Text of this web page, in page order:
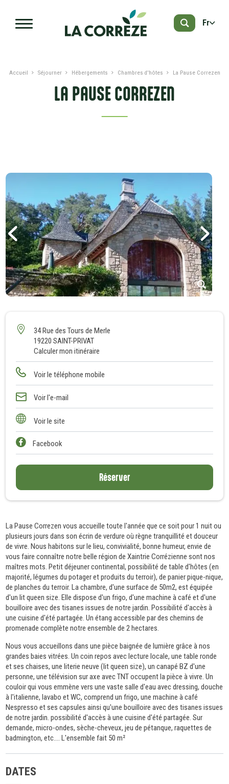
Fr
LA PAUSE CORREZEN
Accueil Séjourner Hébergements Chambres d'hôtes La Pause Correzen
7
9
34 Rue des Tours de Merle
19220 SAINT-PRIVAT
Calculer mon itinéraire
Voir le téléphone mobile
Voir l'e-mail
Voir le site
Facebook
Réserver
La Pause Correzen vous accueille toute l'année que ce soit pour 1 nuit ou
plusieurs jours dans son écrin de verdure où règne tranquillité et douceur
de vivre. Nous habitons sur le lieu, convivialité, bonne humeur, envie de
vous faire connaître notre belle région de Xaintrie Corrézienne sont nos
maîtres mots. Petit déjeuner continental, possibilité de table d'hôtes (en
majorité, légumes du potager et produits du terroir), de panier pique-nique,
de planches du terroir. La chambre, d'une surface de 50m2, est équipée
d'un lit queen size. Elle dispose d'un frigo, d'une machine à café et d'une
bouilloire avec des tisanes issues de notre jardin. Possibilité d'accès à
une cuisine d'été partagée. Un étang accessible par des chemins de
promenade complète notre ensemble de 2 hectares.
Nous vous accueillons dans une pièce baignée de lumière grâce à nos
grandes baies vitrées. Un coin repos avec lecture locale, une table ronde
et ses chaises, une literie neuve (lit queen size), un canapé BZ d'une
personne, une télévision sur axe avec TNT occupent la pièce à vivre. Un
couloir qui vous emmène vers une vaste salle d'eau avec dressing, douche
à l'italienne, lavabo et WC, comprend un frigo, une machine à café
Nespresso et ses capsules ainsi qu'une bouilloire avec des tisanes issues
de notre jardin. possibilité d'accès à une cuisine d'été partagée. Sur
demande, micro-ondes, sèche-cheveux, jeu de pétanque, raquettes de
badmington, etc.... L'ensemble fait 50 m²
DATES